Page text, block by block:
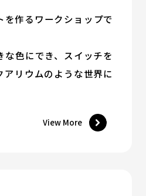
を作るワークショップで
な色にでき、スイッチを
アリウムのような世界に
View More